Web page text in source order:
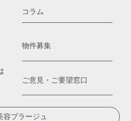
コラム
物件募集
ご意見・ご要望窓口
容プラージュ